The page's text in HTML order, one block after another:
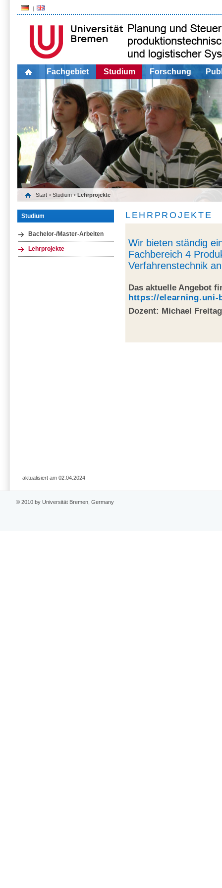
Fachgebiet Studium Forschung
Start ›Studium › Lehrprojekte
Studium
Bachelor-/Master-Arbeiten
Lehrprojekte
LEHRPROJEKTE
Wir bieten ständig
Fachbereich 4
Verfahrenstechnik
Das aktuelle Angebot
https://elearning.uni-
Dozent: Michael Freitag
aktualisiert am 02.04.2024
© 2010 by Universität Bremen, Germany